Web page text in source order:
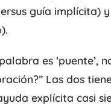
guía implícita)
es ‘puente’,
Las dos
explícita casi